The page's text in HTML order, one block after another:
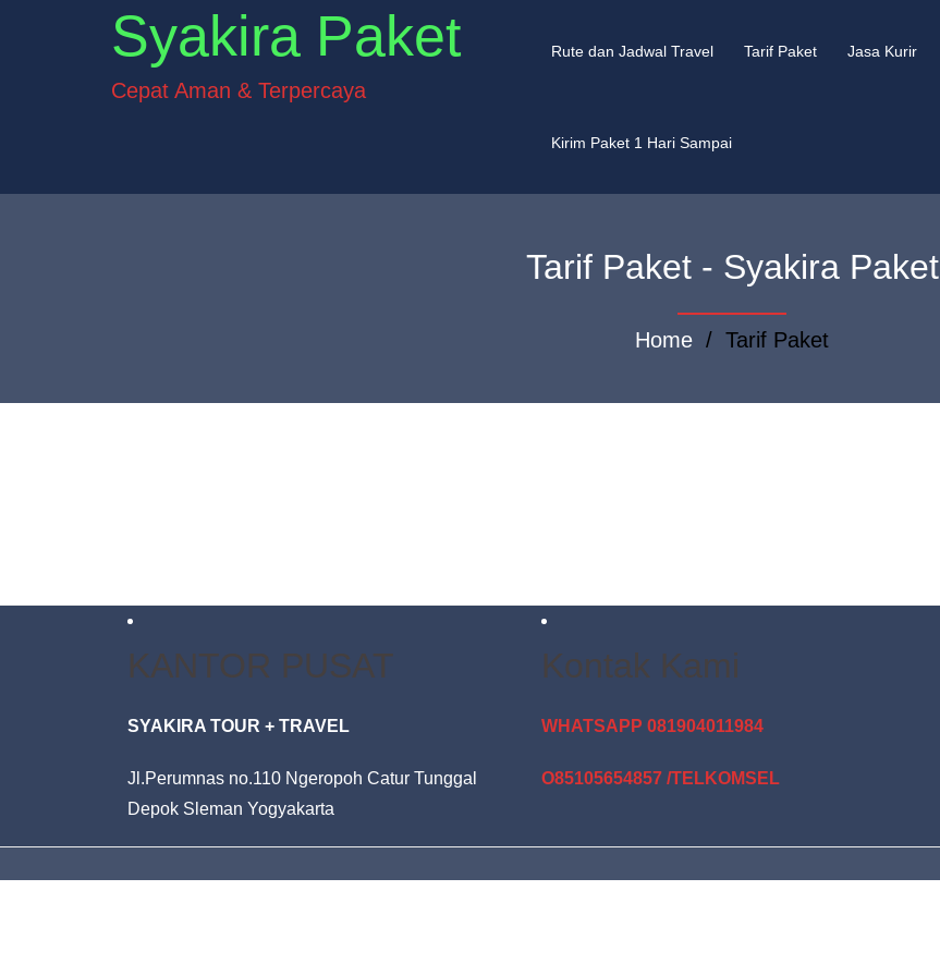
Syakira Paket
Cepat Aman & Terpercaya
Rute dan Jadwal Travel Tarif Paket Jasa Kurir
Kirim Paket 1 Hari Sampai
Tarif Paket - Syakira Paket
Home / Tarif Paket
KANTOR PUSAT
SYAKIRA TOUR + TRAVEL
Jl.Perumnas no.110 Ngeropoh Catur Tunggal
Depok Sleman Yogyakarta
Kontak Kami
WHATSAPP 081904011984
O85105654857 /TELKOMSEL